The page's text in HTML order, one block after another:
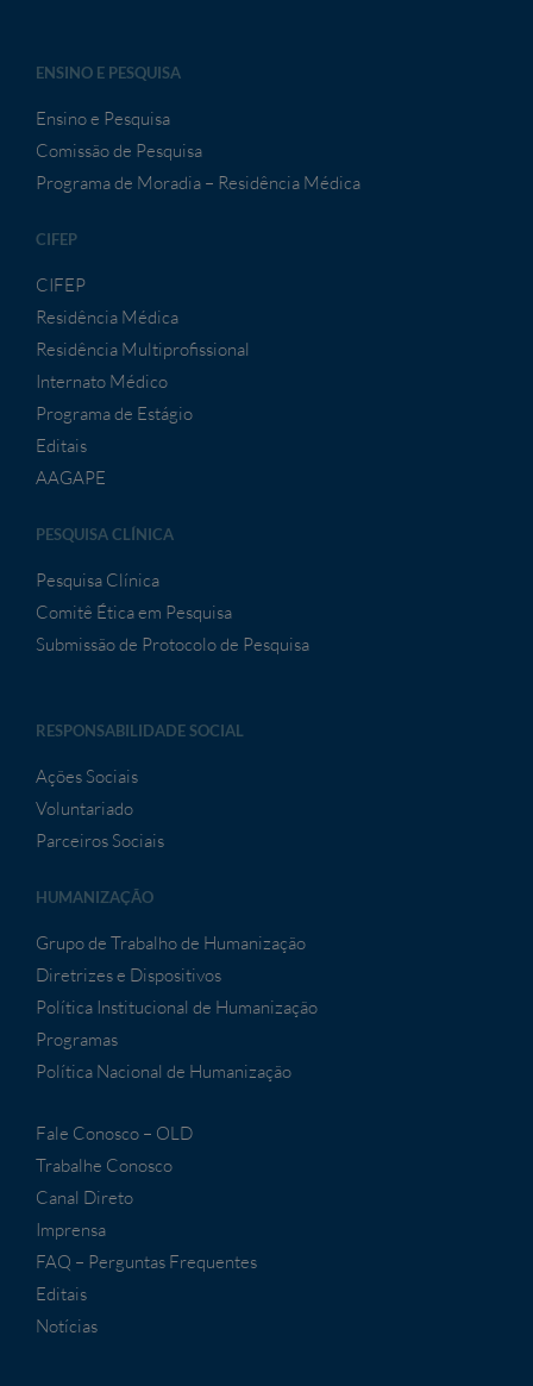
ENSINO E PESQUISA
Ensino e Pesquisa
Comissão de Pesquisa
Programa de Moradia – Residência Médica
CIFEP
CIFEP
Residência Médica
Residência Multiprofissional
Internato Médico
Programa de Estágio
Editais
AAGAPE
PESQUISA CLÍNICA
Pesquisa Clínica
Comitê Ética em Pesquisa
Submissão de Protocolo de Pesquisa
RESPONSABILIDADE SOCIAL
Ações Sociais
Voluntariado
Parceiros Sociais
HUMANIZAÇÃO
Grupo de Trabalho de Humanização
Diretrizes e Dispositivos
Política Institucional de Humanização
Programas
Política Nacional de Humanização
Fale Conosco – OLD
Trabalhe Conosco
Canal Direto
Imprensa
FAQ – Perguntas Frequentes
Editais
Notícias